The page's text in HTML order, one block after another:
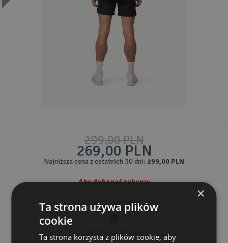
299,00 PLN
269,00 PLN
Najniższa cena z ostatnich 30 dni: 299,00 PLN
Aby dokonać zakupu:
1. Wybierz kolor:
Tabela rozmiarów
×
Ta strona używa plików
cookie
Ta strona korzysta z plików cookie, aby